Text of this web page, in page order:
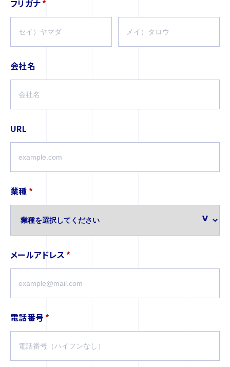
フリガナ*
会社名
URL
業種 *
メールアドレス *
電話番号*